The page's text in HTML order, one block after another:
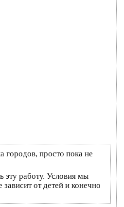
городов, просто пока не
эту работу. Условия мы
от детей и конечно